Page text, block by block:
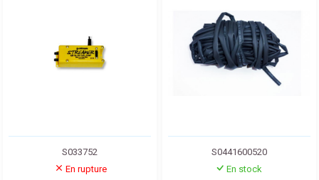
S033752
En rupture
S0441600520
En stock